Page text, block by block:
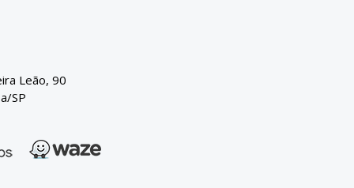
Leão, 90
SP